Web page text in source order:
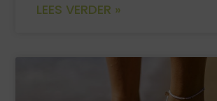
LEES VERDER »